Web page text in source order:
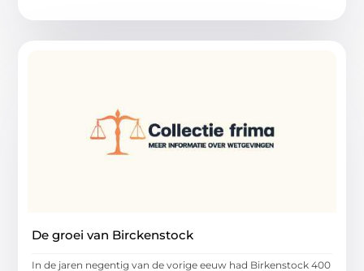
De groei van Birckenstock
In de jaren negentig van de vorige eeuw had Birkenstock 400